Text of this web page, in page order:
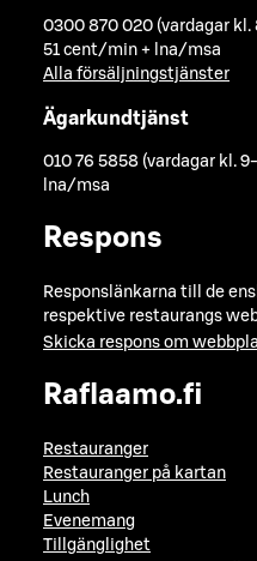
0300 870 020 (vardagar kl.
51 cent/min + lna/msa
Alla försäljningstjänster
Ägarkundtjänst
010 76 5858 (vardagar kl.
lna/msa
Respons
Responslänkarna till de
respektive restaurangs
Skicka respons om
Raflaamo.fi
Restauranger
Restauranger på kartan
Lunch
Evenemang
Tillgänglighet